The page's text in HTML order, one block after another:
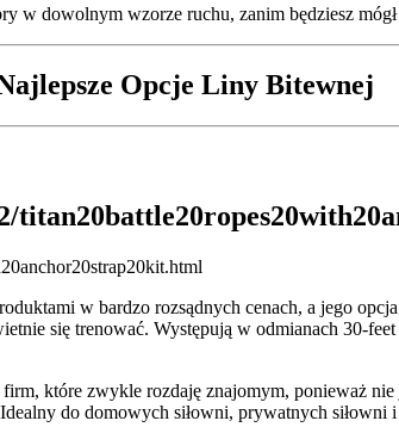
w dowolnym wzorze ruchu, zanim będziesz
Opcje Liny Bitewnej
w bardzo rozsądnych cenach, a jego
się trenować. Występują w odmianach 30-
które zwykle rozdaję znajomym, ponieważ
do domowych siłowni, prywatnych